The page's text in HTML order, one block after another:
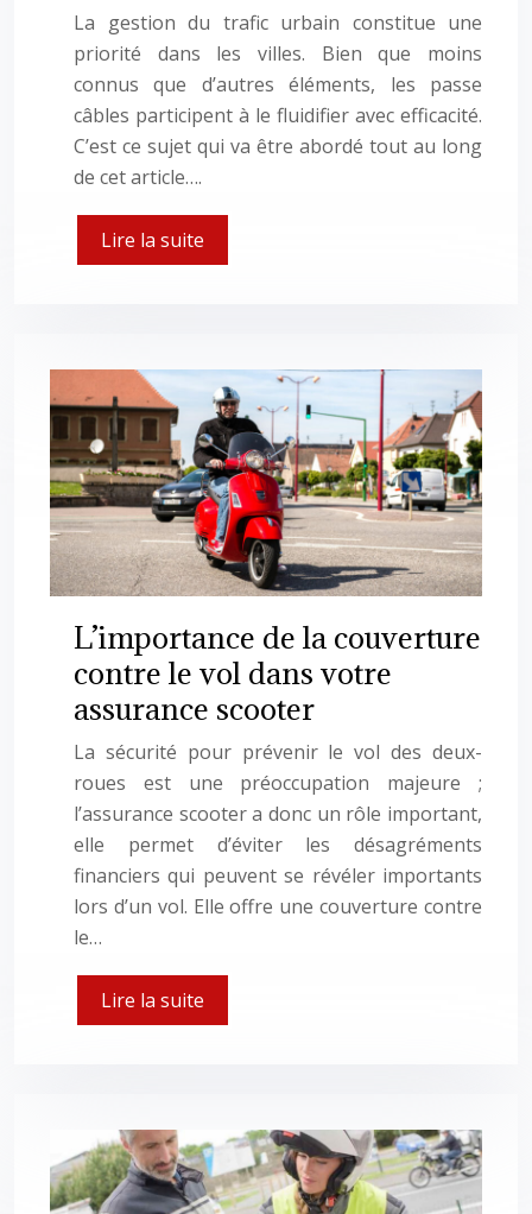
La gestion du trafic urbain constitue une
priorité dans les villes. Bien que moins
connus que d’autres éléments, les passe
câbles participent à le fluidifier avec efficacité.
C’est ce sujet qui va être abordé tout au long
de cet article….
Lire la suite
L’importance de la couverture
contre le vol dans votre
assurance scooter
La sécurité pour prévenir le vol des deux-
roues est une préoccupation majeure ;
l’assurance scooter a donc un rôle important,
elle permet d’éviter les désagréments
financiers qui peuvent se révéler importants
lors d’un vol. Elle offre une couverture contre
le…
Lire la suite